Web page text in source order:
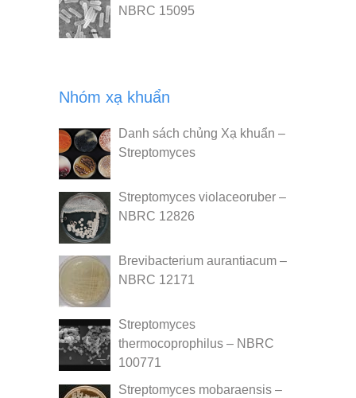
NBRC 15095
Nhóm xạ khuẩn
Danh sách chủng Xạ khuẩn –
Streptomyces
Streptomyces violaceoruber –
NBRC 12826
Brevibacterium aurantiacum –
NBRC 12171
Streptomyces
thermocoprophilus – NBRC
100771
Streptomyces mobaraensis –